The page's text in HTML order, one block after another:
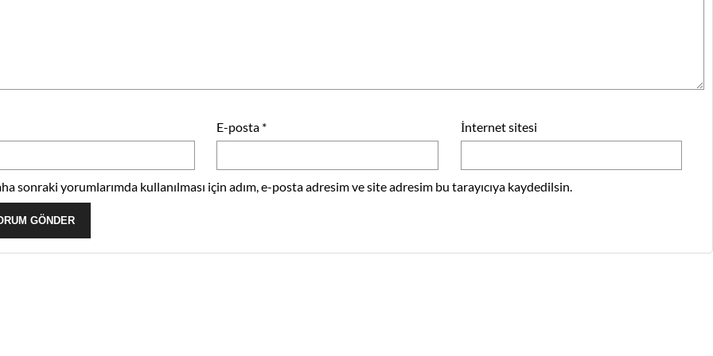
E-posta * İnternet sitesi
sonraki yorumlarımda kullanılması için adım, e-posta adresim ve site adresim bu tarayıcıya kaydedilsin.